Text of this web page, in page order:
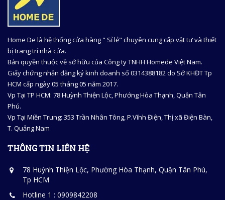
Home De là hệ thống cửa hàng " Sỉ lẻ" chuyên cung cấp vật tư và thiết
bị trang trí nhà cửa.
Bản quyền thuộc về sở hữu của Công ty TNHH Homede Việt Nam.
Giấy chứng nhận đăng ký kinh doanh số 0314388182 do Sở KHĐT Tp
HCM cấp ngày 05 tháng 05 năm 2017.
Vp Tại TP HCM: 78 Huỳnh Thiện Lộc, Phướng Hòa Thạnh, Quận Tân
Phú.
Vp Tại Miền Trung: 353 Trần Nhân Tông, P.Vĩnh Điện, Thị xã Điện Bàn,
T. Quảng Nam
THÔNG TIN LIÊN HỆ
78 Huỳnh Thiện Lộc, Phường Hòa Thạnh, Quận Tân Phú,
Tp HCM
Hotline 1 : 0909842208